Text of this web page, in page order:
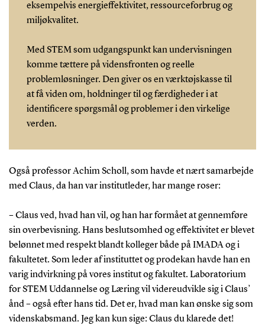
eksempelvis energieffektivitet, ressourceforbrug og
miljøkvalitet.
Med STEM som udgangspunkt kan undervisningen
komme tættere på vidensfronten og reelle
problemløsninger. Den giver os en værktøjskasse til
at få viden om, holdninger til og færdigheder i at
identificere spørgsmål og problemer i den virkelige
verden.
Også professor Achim Scholl, som havde et nært samarbejde
med Claus, da han var institutleder, har mange roser:
– Claus ved, hvad han vil, og han har formået at gennemføre
sin overbevisning. Hans beslutsomhed og effektivitet er blevet
belønnet med respekt blandt kolleger både på IMADA og i
fakultetet. Som leder af instituttet og prodekan havde han en
varig indvirkning på vores institut og fakultet. Laboratorium
for STEM Uddannelse og Læring vil videreudvikle sig i Claus’
ånd – også efter hans tid. Det er, hvad man kan ønske sig som
videnskabsmand. Jeg kan kun sige: Claus du klarede det!